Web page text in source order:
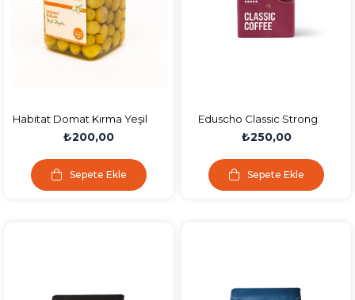
Habitat Domat Kırma Yeşil
Zeytin (141-160 4xl) 850 Gr
₺200,00
Sepete Ekle
Eduscho Classic Strong
Filtre Kahve 250gr
₺250,00
Sepete Ekle